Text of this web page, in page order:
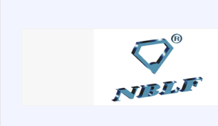
Фільтри та мастильні матеріали